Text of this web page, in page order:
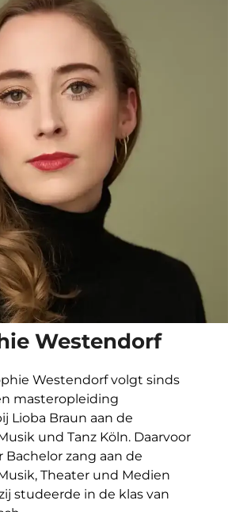
Westendorf
Westendorf volgt sinds
masteropleiding
Lioba Braun aan de
und Tanz Köln. Daarvoor
Bachelor zang aan de
Theater und Medien
studeerde in de klas van